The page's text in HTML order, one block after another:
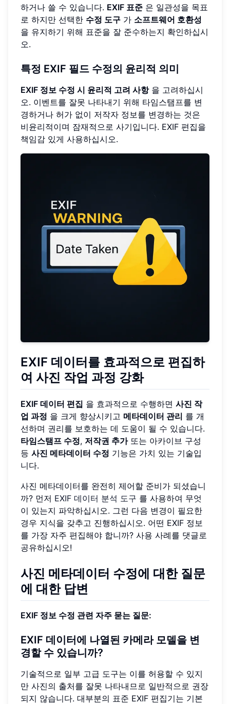
하거나 쓸 수 있습니다. EXIF 표준 은 일관성을 목표
로 하지만 선택한 수정 도구 가 소프트웨어 호환성
을 유지하기 위해 표준을 잘 준수하는지 확인하십시
오.
특정 EXIF 필드 수정의 윤리적 의미
EXIF 정보 수정 시 윤리적 고려 사항을 고려하십시
오. 이벤트를 잘못 나타내기 위해 타임스탬프를 변
경하거나 허가 없이 저작자 정보를 변경하는 것은
비윤리적이며 잠재적으로 사기입니다. EXIF 편집을
책임감 있게 사용하십시오.
EXIF 데이터를 효과적으로 편집하
여 사진 작업 과정 강화
EXIF 데이터 편집 을 효과적으로 수행하면 사진 작
업 과정 을 크게 향상시키고 메타데이터 관리 를 개
선하며 권리를 보호하는 데 도움이 될 수 있습니다.
타임스탬프 수정, 저작권 추가또는 아카이브 구성
등 사진 메타데이터 수정 기능은 가치 있는 기술입
니다.
사진 메타데이터를 완전히 제어할 준비가 되셨습니
까? 먼저 EXIF 데이터 분석 도구 를 사용하여 무엇
이 있는지 파악하십시오. 그런 다음 변경이 필요한
경우 지식을 갖추고 진행하십시오. 어떤 EXIF 정보
를 가장 자주 편집해야 합니까? 사용 사례를 댓글로
공유하십시오!
사진 메타데이터 수정에 대한 질문
에 대한 답변
EXIF 정보 수정 관련 자주 묻는 질문:
EXIF 데이터에 나열된 카메라 모델을 변
경할 수 있습니까?
기술적으로 일부 고급 도구는 이를 허용할 수 있지
만 사진의 출처를 잘못 나타내므로 일반적으로 권장
되지 않습니다. 대부분의 표준 EXIF 편집기는 기본